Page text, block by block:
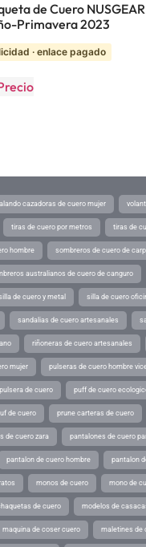
de Cuero
Primavera 2023
· enlace pagado
cazadoras de cuero mujer
tiras de cuero por metros tiras de
hombre sombreros de cuero de
australianos de cuero de canguro
de cuero y metal silla de cuero
sandalias de cuero artesanales
riñoneras de cuero artesanales
mujer pulseras de cuero hombre
pulsera de cuero puff de cuero
de cuero prune carteras de cuero
de cuero zara pantalones de cuero
pantalon de cuero hombre pantalon
monos de cuero mono de
de cuero modelos de
maquina de coser cuero maletines de